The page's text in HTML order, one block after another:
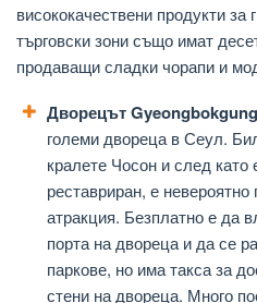
висококачествени продукти
търговски зони също имат
продаващи сладки чорапи и
Дворецът Gyeongbokgung
големи двореца в Сеул.
кралете Чосон и след като
реставриран, е
атракция. Безплатно е да
порта на двореца и да се
паркове, но има такса за
стени на двореца. Много